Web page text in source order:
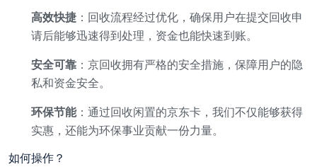
高效快捷 ：回收流程经过优化，确保用户在提交回收申
请后能够迅速得到处理，资金也能快速到账。
安全可靠 ：京回收拥有严格的安全措施，保障用户的隐
私和资金安全。
环保节能：通过回收闲置的京东卡，我们不仅能够获得
实惠，还能为环保事业贡献一份力量。
如何操作？